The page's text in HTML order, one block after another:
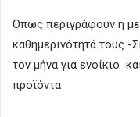
Όπως περιγράφουν η
καθημερινότητά τους
τον μήνα για ενοίκιο
προϊόντα